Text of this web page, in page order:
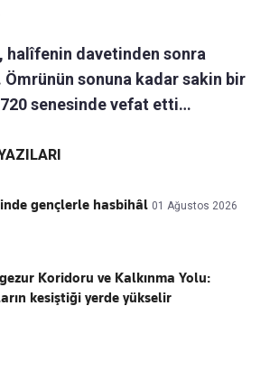
halîfenin davetinden sonra
Ömrünün sonuna kadar sakin bir
senesinde vefat etti…
gençlerle hasbihâl 01 Ağustos 2026
Koridoru ve Kalkınma Yolu:
kesiştiği yerde yükselir